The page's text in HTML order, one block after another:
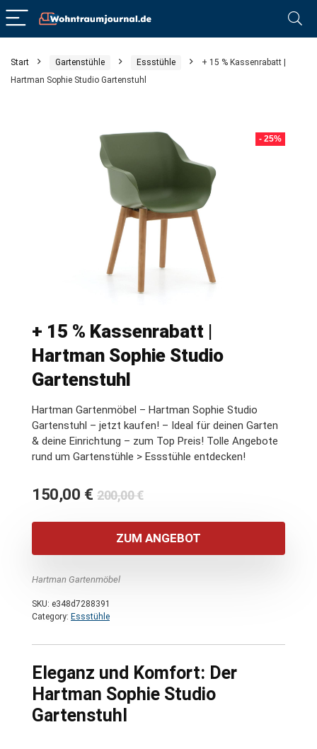
Start Gartenstühle Essstühle
+ 15 % Kassenrabatt |
Hartman Sophie Studio Gartenstuhl
- 25%
+ 15 % Kassenrabatt |
Hartman Sophie Studio
Gartenstuhl
Hartman Gartenmöbel – Hartman Sophie Studio
Gartenstuhl – jetzt kaufen! – Ideal für deinen Garten
& deine Einrichtung – zum Top Preis! Tolle Angebote
rund um Gartenstühle > Essstühle entdecken!
200,00€Ursprünglicher
war:
200,00 €
150,00 €
Aktueller
ist:
150,00 €.
ZUM ANGEBOT
Hartman Gartenmöbel
SKU: e348d7288391
Category: Essstühle
Eleganz und Komfort: Der
Hartman Sophie Studio
Gartenstuhl